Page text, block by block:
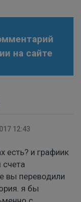
на сайте
12:43
есть? и графиик
вы переводили
я бы